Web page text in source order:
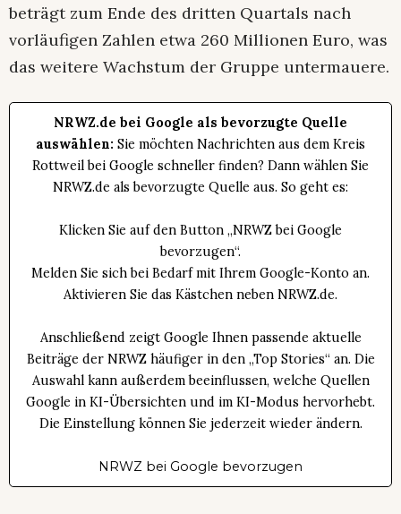
beträgt zum Ende des dritten Quartals nach
vorläufigen Zahlen etwa 260 Millionen Euro, was
das weitere Wachstum der Gruppe untermauere.
NRWZ.de bei Google als bevorzugte Quelle
auswählen: Sie möchten Nachrichten aus dem Kreis
Rottweil bei Google schneller finden? Dann wählen Sie
NRWZ.de als bevorzugte Quelle aus. So geht es:
Klicken Sie auf den Button „NRWZ bei Google
bevorzugen“.
Melden Sie sich bei Bedarf mit Ihrem Google-Konto an.
Aktivieren Sie das Kästchen neben NRWZ.de.
Anschließend zeigt Google Ihnen passende aktuelle
Beiträge der NRWZ häufiger in den „Top Stories“ an. Die
Auswahl kann außerdem beeinflussen, welche Quellen
Google in KI-Übersichten und im KI-Modus hervorhebt.
Die Einstellung können Sie jederzeit wieder ändern.
NRWZ bei Google bevorzugen